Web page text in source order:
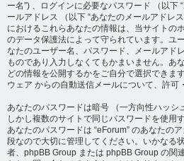
ー名”) 、ログインに必要なパスワード （以下
ールアドレス （以下 “あなたのメールアドレ
におけるこれらあなたの情報は、当サイトの
のデータ保護法によって守られています。ユ
なたのユーザー名、パスワード、メールアド
ものであり入力しなくてもかまいません。あ
どの情報を公開するかをご自分で選択できま
ウェア からの自動送信メールについて、許可
あなたのパスワードは暗号 （一方向性ハッシ
しかし複数のサイトで同じパスワードを使用
あなたのパスワードは “eForum” のあなたの
段なので大切に管理してください。いかなる
者、phpBB Group または phpBB Group の関